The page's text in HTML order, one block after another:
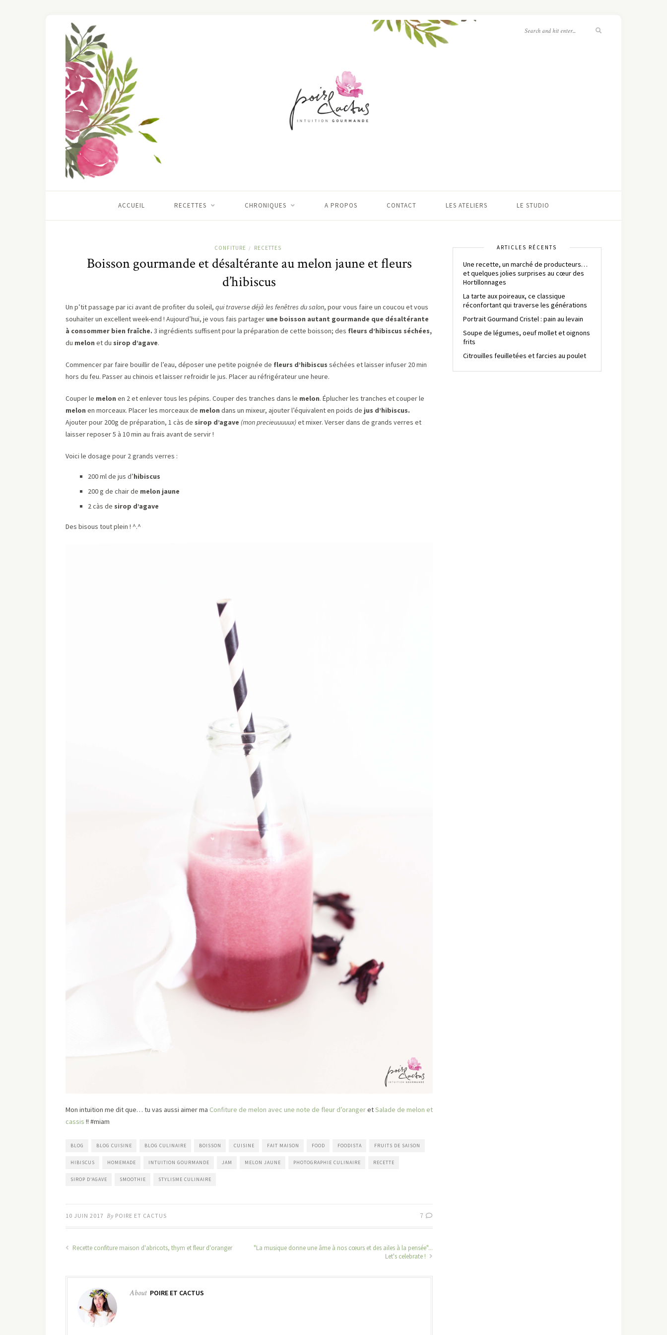
ACCUEIL RECETTES CHRONIQUES A PROPOS CONTACT LES ATELIERS LE STUDIO
CONFITURE / RECETTES
Boisson gourmande et désaltérante au melon jaune et fleurs
d’hibiscus
Un p’tit passage par ici avant de profiter du soleil, qui traverse déjà les fenêtres du salon, pour vous faire un coucou et vous
souhaiter un excellent week-end ! Aujourd’hui, je vous fais partager une boisson autant gourmande que désaltérante
à consommer bien fraîche. 3 ingrédients suffisent pour la préparation de cette boisson; des fleurs d’hibiscus séchées,
du melon et du sirop d’agave.
Commencer par faire bouillir de l’eau, déposer une petite poignée de fleurs d’hibiscus séchées et laisser infuser 20 min
hors du feu. Passer au chinois et laisser refroidir le jus. Placer au réfrigérateur une heure.
Couper le melon en 2 et enlever tous les pépins. Couper des tranches dans le melon. Éplucher les tranches et couper le
melon en morceaux. Placer les morceaux de melon dans un mixeur, ajouter l’équivalent en poids de jus d’hibiscus.
Ajouter pour 200g de préparation, 1 càs de sirop d’agave (mon precieuuuuux)et mixer. Verser dans de grands verres et
laisser reposer 5 à 10 min au frais avant de servir !
Voici le dosage pour 2 grands verres :
200 ml de jus d’hibiscus
200 g de chair de melon jaune
2 càs de sirop d’agave
Des bisous tout plein ! ^.^
Mon intuition me dit que… tu vas aussi aimer ma Confiture de melon avec une note de fleur d’orangeretSalade de melon et
cassis !! #miam
BLOG BLOG CUISINE BLOG CULINAIRE BOISSON CUISINE FAIT MAISON FOOD FOODISTA FRUITS DE SAISON
HIBISCUS HOMEMADE INTUITION GOURMANDE JAM MELON JAUNE PHOTOGRAPHIE CULINAIRE RECETTE
SIROP D'AGAVE SMOOTHIE STYLISME CULINAIRE
10 JUIN 2017 By POIRE ET CACTUS 7
Recette confiture maison d'abricots, thym et fleur d'oranger
"La musique donne une âme à nos cœurs et des ailes à la pensée"...
Let's celebrate !
About POIRE ET CACTUS
ARTICLES RÉCENTS
Une recette, un marché de producteurs…
et quelques jolies surprises au cœur des
Hortillonnages
La tarte aux poireaux, ce classique
réconfortant qui traverse les générations
Portrait Gourmand Cristel : pain au levain
Soupe de légumes, oeuf mollet et oignons
frits
Citrouilles feuilletées et farcies au poulet